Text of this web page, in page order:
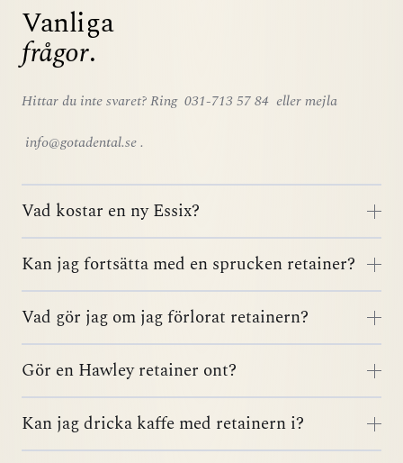
Vanliga
frågor.
Hittar du inte svaret? Ring 031-713 57 84 eller mejla
info@gotadental.se.
Vad kostar en ny Essix?
Kan jag fortsätta med en sprucken retainer?
Vad gör jag om jag förlorat retainern?
Gör en Hawley retainer ont?
Kan jag dricka kaffe med retainern i?